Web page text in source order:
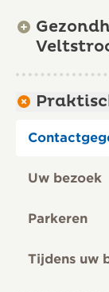
Uw bezoek
Parkeren
Tijdens uw